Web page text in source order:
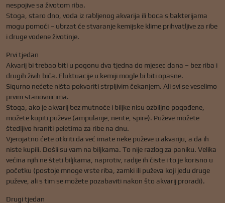
nespojive sa životom riba.
Stoga, staro dno, voda iz rabljenog akvarija ili boca s bakterijama
mogu pomoći – ubrzat će stvaranje kemijske klime prihvatljive za ribe
i druge vodene životinje.
Prvi tjedan
Akvarij bi trebao biti u pogonu dva tjedna do mjesec dana – bez riba i
drugih živih bića. Fluktuacije u kemiji mogle bi biti opasne.
Sigurno nećete ništa pokvariti strpljivim čekanjem. Ali svi se veselimo
prvim stanovnicima.
Stoga, ako je akvarij bez mutnoće i biljke nisu ozbiljno pogođene,
možete kupiti puževe (ampularije, nerite, spire). Puževe možete
štedljivo hraniti peletima za ribe na dnu.
Vjerojatno ćete otkriti da već imate neke puževe u akvariju, a da ih
niste kupili. Došli su vam na biljkama. To nije razlog za paniku. Velika
većina njih ne šteti biljkama, naprotiv, radije ih čiste i to je korisno u
početku (postoje mnoge vrste riba, zamki ili puževa koji jedu druge
puževe, ali s tim se možete pozabaviti nakon što akvarij proradi).
Drugi tjedan